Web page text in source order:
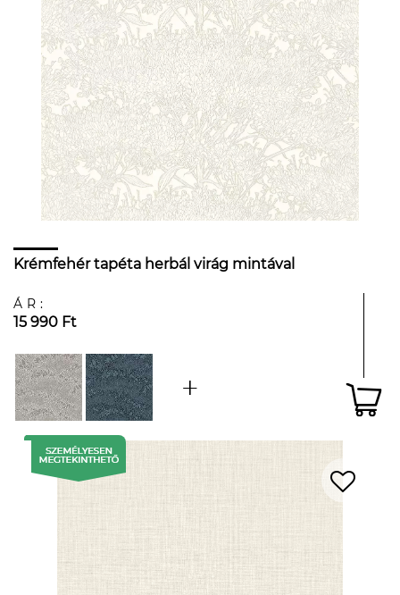
Krémfehér tapéta herbál virág mintával
ÁR:
15 990 Ft